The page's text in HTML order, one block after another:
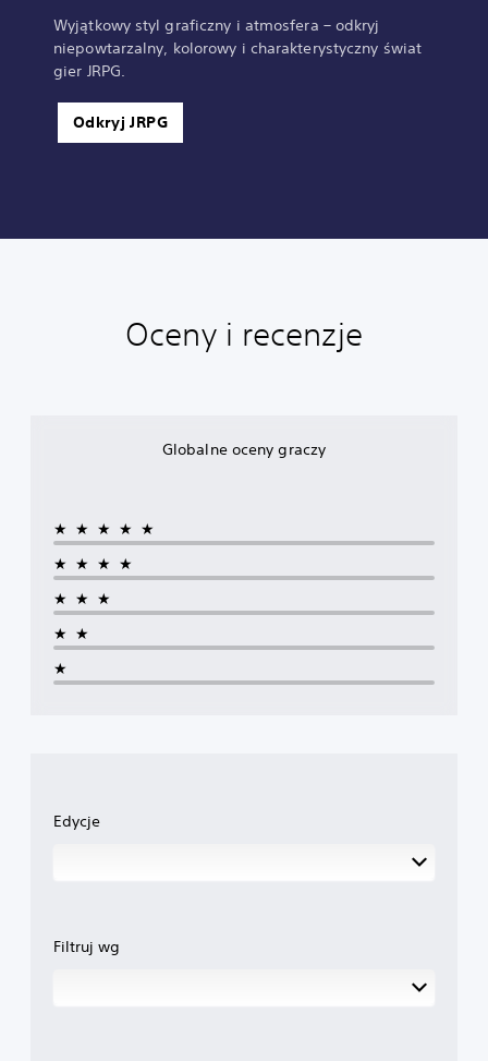
Wyjątkowy styl graficzny i atmosfera – odkryj
niepowtarzalny, kolorowy i charakterystyczny świat
gier JRPG.
Odkryj JRPG
Oceny i recenzje
Globalne oceny graczy
★★★★★
★★★★
★★★
★★
★
Edycje
Filtruj wg